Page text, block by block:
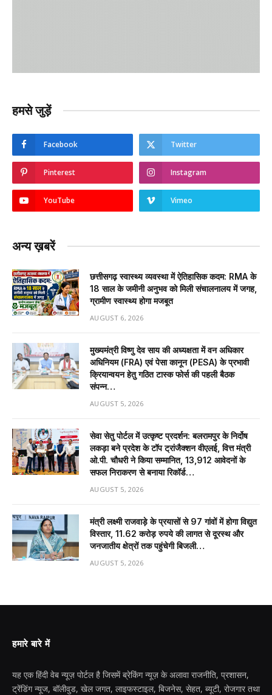
हमसे जुड़ें
Facebook Twitter
Pinterest Instagram
YouTube Vimeo
अन्य ख़बरें
छत्तीसगढ़ स्वास्थ्य व्यवस्था में ऐतिहासिक कदम: RMA के
18 साल के जमीनी अनुभव को मिली संचालनालय में जगह,
ग्रामीण स्वास्थ्य होगा मजबूत
AUGUST 6, 2026
मुख्यमंत्री विष्णु देव साय की अध्यक्षता में वन अधिकार
अधिनियम (FRA) एवं पेसा कानून (PESA) के प्रभावी
क्रियान्वयन हेतु गठित टास्क फोर्स की पहली बैठक
संपन्न…
AUGUST 5, 2026
सेवा सेतु पोर्टल में उत्कृष्ट प्रदर्शन: बलरामपुर के निर्दोष
लकड़ा बने प्रदेश के टॉप ट्रांजैक्शन वीएलई, वित्त मंत्री
ओ.पी. चौधरी ने किया सम्मानित, 13,912 आवेदनों के
सफल निराकरण से बनाया रिकॉर्ड…
AUGUST 5, 2026
मंत्री लक्ष्मी राजवाड़े के प्रयासों से 97 गांवों में होगा विद्युत
विस्तार, 11.62 करोड़ रुपये की लागत से दूरस्थ और
जनजातीय क्षेत्रों तक पहुंचेगी बिजली…
AUGUST 5, 2026
हमारे बारे में
यह एक हिंदी वेब न्यूज़ पोर्टल है जिसमें ब्रेकिंग न्यूज़ के अलावा राजनीति, प्रशासन,
ट्रेंडिंग न्यूज, बॉलीवुड, खेल जगत, लाइफस्टाइल, बिजनेस, सेहत, ब्यूटी, रोजगार तथा